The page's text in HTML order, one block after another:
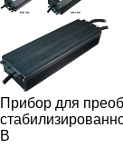
Прибор для
В